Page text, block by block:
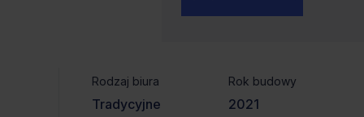
powierzchnia
Rodzaj biura
Tradycyjne
Rok budowy
2021